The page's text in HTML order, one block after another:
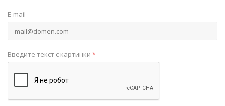
E-mail
Введите текст с картинки *